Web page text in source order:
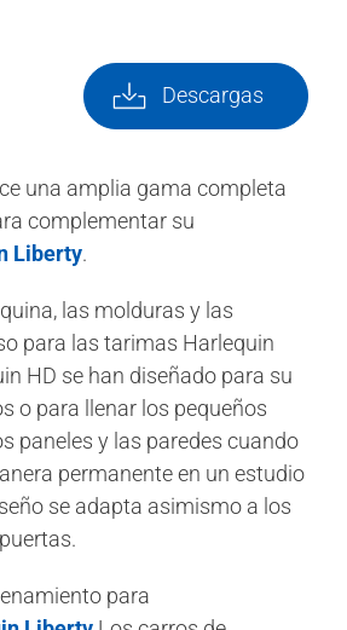
Descargas
una amplia gama completa
complementar su
Liberty.
las molduras y las
para las tarimas Harlequin
HD se han diseñado para su
o para llenar los pequeños
paneles y las paredes cuando
permanente en un estudio
se adapta asimismo a los
para